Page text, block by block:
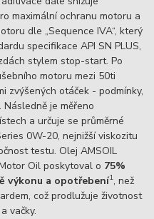
maximální ochranu motoru a
dle „Sequence IVA“, který
specifikace API SN PLUS,
stylem stop-start. Po
motoru mezi 50ti
zvýšených otáček - podmínky,
je měřeno
a určuje se průměrné
0W-20, nejnižší viskozitu
testu. Olej AMSOIL
Oil poskytoval o 75%
výkonu a opotřebení1, než
což prodlužuje životnost
vačky.